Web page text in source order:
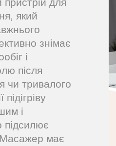
який
знімає
і
після
чи тривалого
і
підсилює
має